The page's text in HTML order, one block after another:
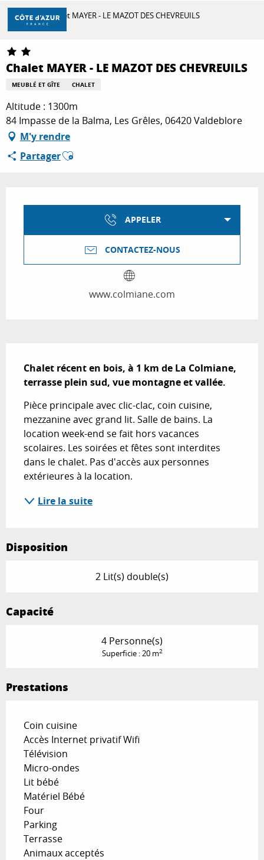
Aller
contenu
principal
DÉCOUVRIR
À FAIRE
SÉJOURNER
Accueil Chalet MAYER - LE MAZOT DES CHEVREUILS
Chalet MAYER - LE MAZOT DES CHEVREUILS
MEUBLÉ ET GÎTE CHALET
Altitude : 1300m
84 Impasse de la Balma, Les Grêles, 06420 Valdeblore
M'y rendre
PartagerAjouter aux favoris
APPELER
CONTACTEZ-NOUS
www.colmiane.com
Chalet récent en bois, à 1 km de La Colmiane,
terrasse plein sud, vue montagne et vallée.
Pièce principale avec clic-clac, coin cuisine,
mezzanine avec grand lit. Salle de bains. La
location week-end se fait hors vacances
scolaires. Les soirées et fêtes sont interdites
dans le chalet. Pas d'accès aux personnes
extérieures à la location.
Lire la suite
Disposition
2 Lit(s) double(s)
Capacité
4 Personne(s)
Superficie : 20 m2
Prestations
Coin cuisine
Accès Internet privatif Wifi
Télévision
Micro-ondes
Lit bébé
Matériel Bébé
Four
Parking
Terrasse
Animaux acceptés